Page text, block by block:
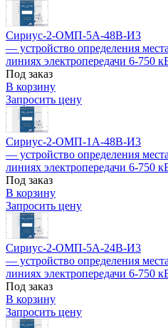
Сириус-2-ОМП-5А-48В-И3
— устройство определения
линиях электропередачи 6-750
Под заказ
В корзину
Запросить цену
Сириус-2-ОМП-1А-48В-И3
— устройство определения
линиях электропередачи 6-750
Под заказ
В корзину
Запросить цену
Сириус-2-ОМП-5А-24В-И3
— устройство определения
линиях электропередачи 6-750
Под заказ
В корзину
Запросить цену